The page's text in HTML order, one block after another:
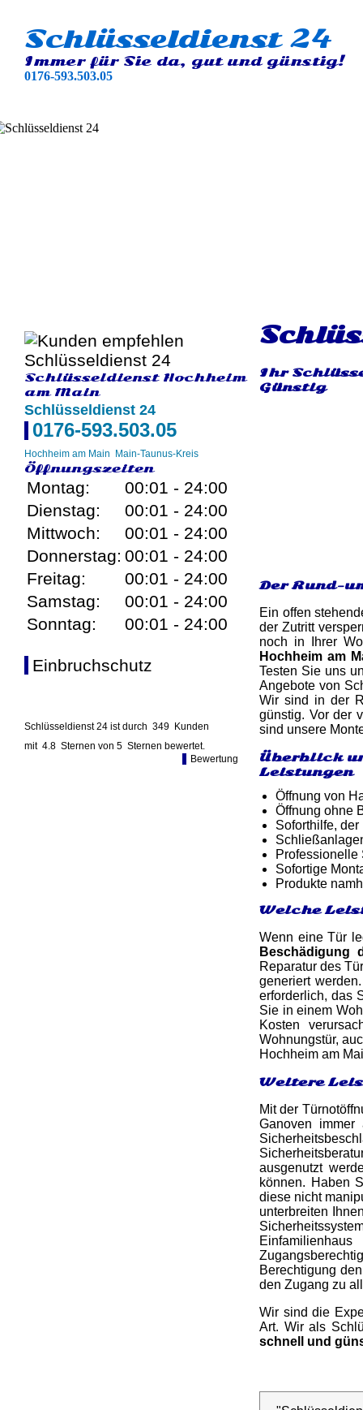
Schlüsseldienst 24
Immer für Sie da, gut und günstig!
0176-593.503.05
Schlüsseldienst Hochheim
am Main
Schlüsseldienst 24
0176-593.503.05
Hochheim am Main Main-Taunus-Kreis
Öffnungszeiten
Montag:
00:01 - 24:00
Dienstag:
00:01 - 24:00
Mittwoch:
00:01 - 24:00
Donnerstag: 00:01 - 24:00
Freitag:
00:01 - 24:00
Samstag:
00:01 - 24:00
Sonntag:
00:01 - 24:00
Einbruchschutz
Schlüsseldienst 24 ist durch 349 Kunden
mit 4.8 Sternen von 5 Sternen bewertet.
Bewertung
Ihr
Günstig
Der Rund-
Ein offen
der Zutritt
noch in Ihrer
Hochheim am
Testen Sie uns
Angebote von
Wir sind in der
günstig. Vor der
sind unsere
Überblick
Leistungen
Öffnung von
Öffnung ohne
Soforthilfe,
Professionelle
Sofortige
Produkte
Welche
Wenn eine Tür
Beschädigung
Reparatur des
generiert
erforderlich, das
Sie in einem
Kosten
Wohnungstür,
Hochheim am
Weitere
Mit der
Ganoven
ausgenutzt
können. Haben
diese nicht
unterbreiten
Berechtigung
den Zugang zu
Wir sind die
Art. Wir als
schnell und